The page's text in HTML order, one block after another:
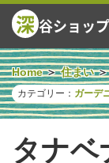
深 谷ショッ
Home 住まい
カテゴリー： ガーデ
タナベ